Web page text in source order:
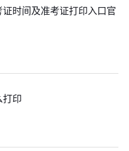
时间及准考证打印入口官
印